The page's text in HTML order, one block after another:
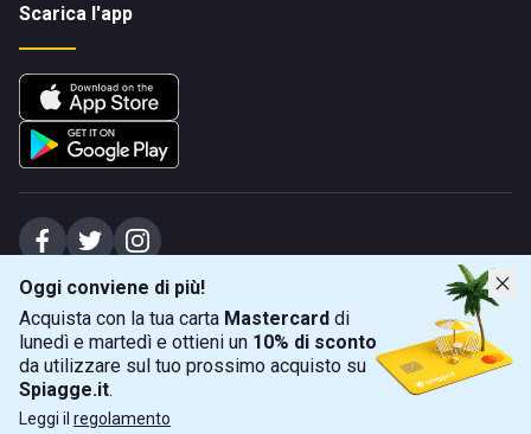
Oggi conviene di più!
Acquista con la tua carta Mastercard di
lunedì e martedì e ottieni un 10% di sconto
da utilizzare sul tuo prossimo acquisto su
Spiagge.it.
Leggi il regolamento
Scarica l'app
Spiagge Srl - Sede legale: Via Marecchiese 48, 47923 Rimini (RN), IT -
capitale sociale Euro 31245,57 - Iscritta al registro delle imprese di Rimini
Sede operativa: Via Flaminia 180, 47924 Rimini (RN), IT
+39 0541 772375
info@spiagge.it - p.i./c.f. 04536640404
© 2026 Spiagge Srl. Tutti i diritti riservati.